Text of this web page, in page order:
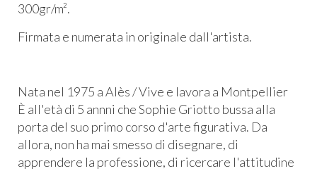
300gr/m².
Firmata e numerata in originale dall'artista.
Nata nel 1975 a Alès / Vive e lavora a Montpellier
È all'età di 5 annni che Sophie Griotto bussa alla
porta del suo primo corso d'arte figurativa. Da
allora, non ha mai smesso di disegnare, di
apprendere la professione, di ricercare l'attitudine